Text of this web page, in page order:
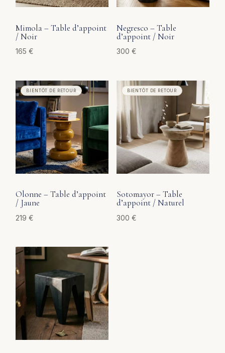
Mimola – Table d’appoint
/ Noir
165€
Negresco – Table
d’appoint / Noir
300 €
Olonne – Table d’appoint
/ Jaune
219€
Sotomayor – Table
d’appoint / Naturel
300 €